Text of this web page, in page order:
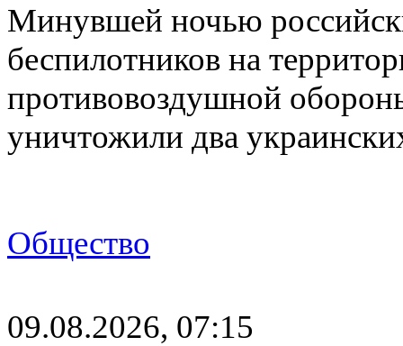
Минувшей ночью
беспилотников на
противовоздушной
уничтожили два
Общество
09.08.2026, 07:15